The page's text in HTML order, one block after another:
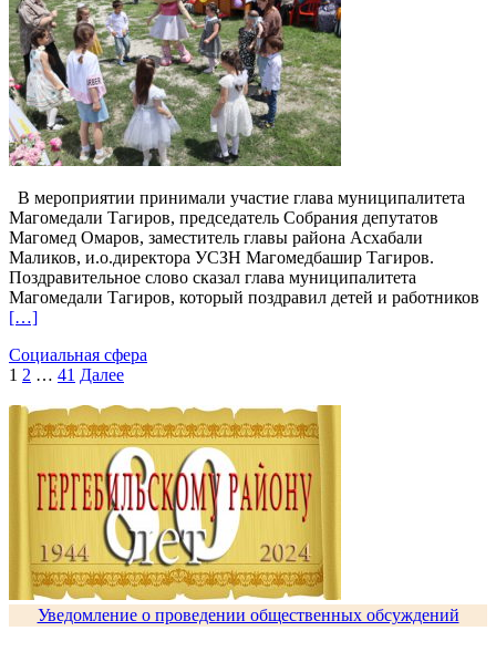
В мероприятии принимали участие глава муниципалитета
Магомедали Тагиров, председатель Собрания депутатов
Магомед Омаров, заместитель главы района Асхабали
Маликов, и.о.директора УСЗН Магомедбашир Тагиров.
Поздравительное слово сказал глава муниципалитета
Магомедали Тагиров, который поздравил детей и работников
[…]
Социальная сфера
Пагинация
записей
1 2 … 41 Далее
Уведомление о проведении общественных обсуждений